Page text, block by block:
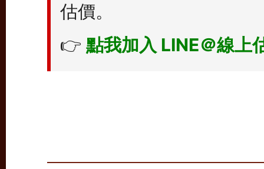
估價。
👉 點我加入 LINE＠線上